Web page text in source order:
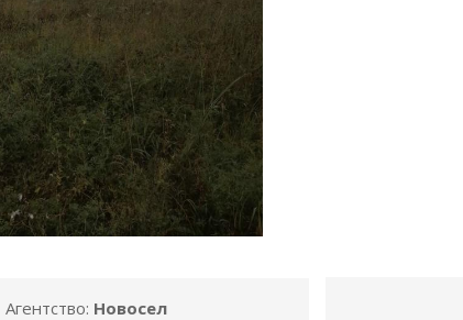
Агентство: Новосел